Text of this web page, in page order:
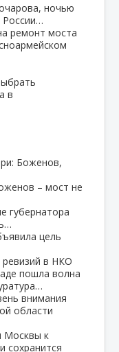
ночью
ремонт моста
в
Боженов,
губернатора
цель
пошла волна
внимания
области